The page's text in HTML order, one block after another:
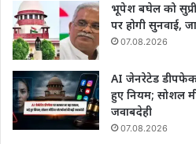
भूपेश बघेल को
पर होगी सुनवाई,
07.08.2026
AI जेनरेटेड
हुए नियम; सोशल
जवाबदेही
07.08.2026